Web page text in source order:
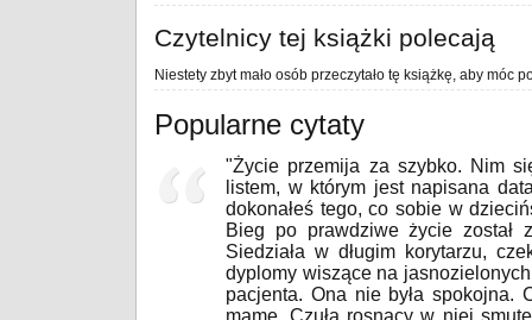
Czytelnicy tej książki polecają
Niestety zbyt mało osób przeczytało tę książkę, aby móc
Popularne cytaty
"Życie przemija za szybko. Nim
listem, w którym jest napisana
dokonałeś tego, co sobie w
Bieg po prawdziwe życie został
Siedziała w długim korytarzu,
dyplomy wiszące na
pacjenta. Ona nie była spokojna.
mamę. Czuła rosnący w niej